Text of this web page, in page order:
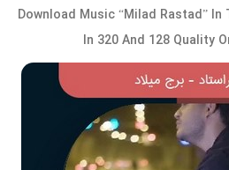
Download Music “Milad Rastad” In
In 320 And 128 Quality